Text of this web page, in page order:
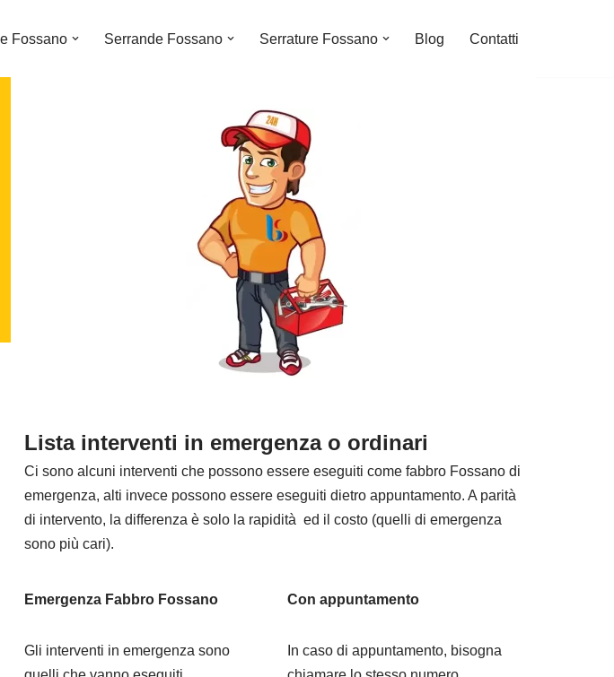
Fossano Serrande Fossano Serrature Fossano Blog Contatti
Lista interventi in emergenza o ordinari
Ci sono alcuni interventi che possono essere eseguiti come fabbro Fossano di
emergenza, alti invece possono essere eseguiti dietro appuntamento. A parità
di intervento, la differenza è solo la rapidità ed il costo (quelli di emergenza
sono più cari).
Emergenza Fabbro Fossano
Gli interventi in emergenza sono
Con appuntamento
In caso di appuntamento, bisogna